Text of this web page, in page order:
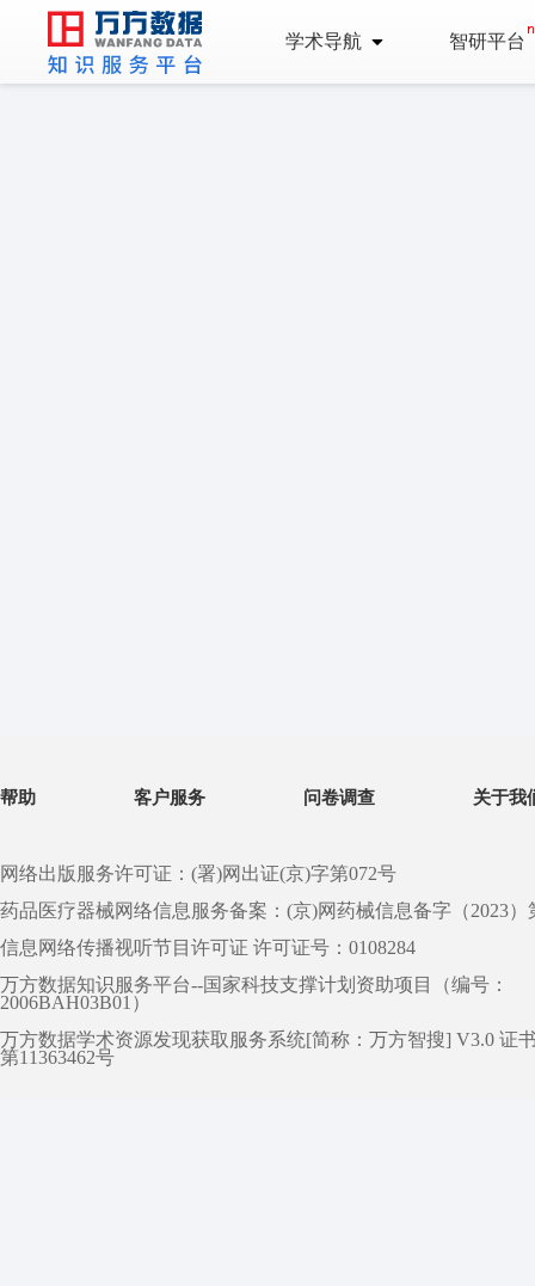
学术导航 智研平台
帮助 客户服务 问卷调查 关于我
网络出版服务许可证：(署)网出证(京)字第072号
药品医疗器械网络信息服务备案：(京)网药械信息备字（2023）
信息网络传播视听节目许可证 许可证号：0108284
万方数据知识服务平台--国家科技支撑计划资助项目（编号：
2006BAH03B01）
万方数据学术资源发现获取服务系统[简称：万方智搜] V3.0 证
第11363462号